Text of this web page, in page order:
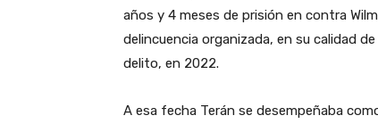
años y 4 meses de prisión en contra
delincuencia organizada, en su calidad
delito, en 2022.
A esa fecha Terán se desempeñaba